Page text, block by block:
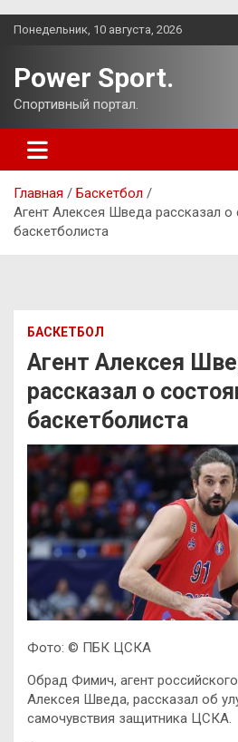
Перейти
Понедельник, 10 августа, 2026
Power Sport.
Спортивный портал.
Главная
Баскетбол
Агент Алексея Шведа рассказал о
баскетболиста
БАСКЕТБОЛ
Агент Алексея
рассказал о
баскетболиста
Фото: © ПБК ЦСКА
Обрад Фимич, агент
Алексея Шведа, рассказал об
самочувствия защитника ЦСКА.